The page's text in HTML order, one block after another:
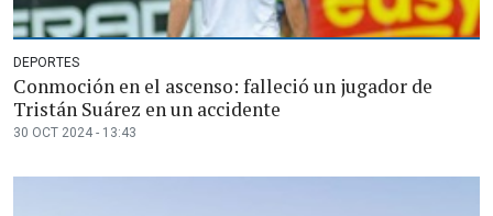
DEPORTES
Conmoción en el ascenso: falleció un jugador de
Tristán Suárez en un accidente
30 OCT 2024 - 13:43